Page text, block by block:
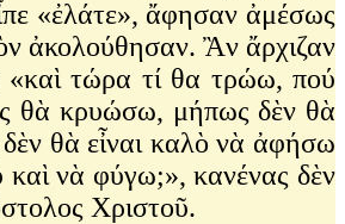
«ἐλάτε», ἄφησαν ἀμέσως
ἀκολούθησαν. Ἂν ἄρχιζαν
«καὶ τώρα τί θα τρώω, πού
θὰ κρυώσω, μήπως δὲν θὰ
θὰ εἶναι καλὸ νὰ ἀφήσω
καὶ νὰ φύγω;», κανένας δὲν
Χριστοῦ.